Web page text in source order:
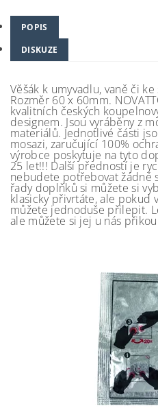
POPIS
DISKUZE
Věšák k umyvadlu, vaně či
Rozměr 60 x 60mm.
kvalitních českých
designem. Jsou vyráběny z
materiálů. Jednotlivé části
mosazi, zaručující 100%
výrobce poskytuje na tyto
25 let!!! Další předností je
nebudete potřebovat žádné
řady doplňků si můžete si
klasicky přivrtáte, ale pokud
můžete jednoduše přilepit.
ale můžete si jej u nás